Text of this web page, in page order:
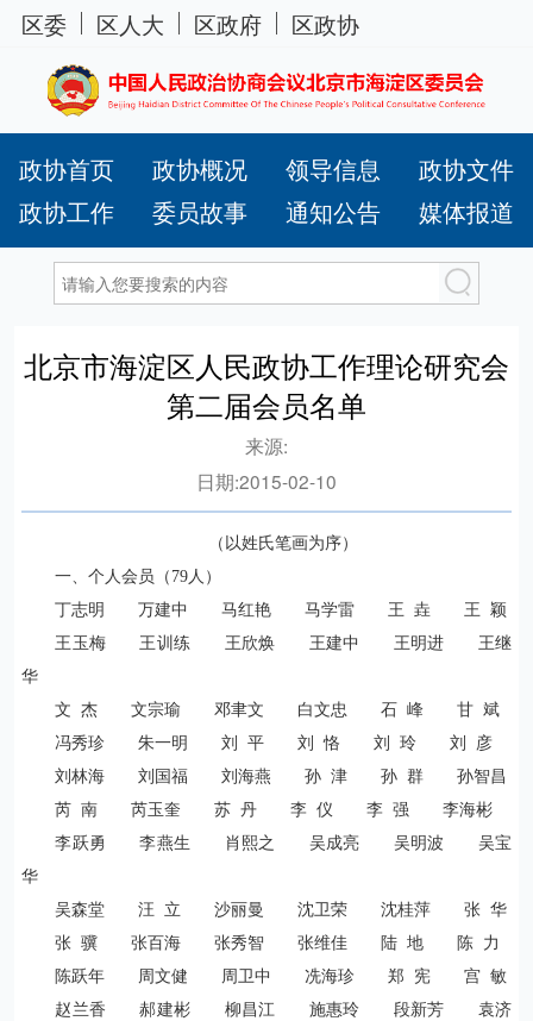
区委 区人大 区政府 区政协
政协首页 政协概况 领导信息
政协文件
政协工作
委员故事 通知公告 媒体报道
北京市海淀区人民政协工作理论研究会
第二届会员名单
来源:
日期:2015-02-10
（以姓氏笔画为序）
一、个人会员（ 79人）
丁志明 万建中 马红艳 马学雷 王 垚 王 颖
王玉梅 王训练 王欣焕 王建中 王明进 王继
华
文 杰 文宗瑜 邓聿文 白文忠 石 峰 甘 斌
冯秀珍 朱一明 刘 平 刘 恪 刘
玲 刘
彦
刘林海 刘国福 刘海燕 孙 津 孙 群 孙智昌
芮 南 芮玉奎 苏 丹 李 仪 李 强 李海彬
李跃勇 李燕生 肖熙之 吴成亮 吴明波 吴宝
华
吴森堂 汪 立 沙丽曼 沈卫荣 沈桂萍 张 华
张 骥 张百海 张秀智 张维佳 陆 地 陈 力
陈跃年 周文健 周卫中 冼海珍 郑 宪 宫 敏
赵兰香 郝建彬 柳昌江 施惠玲 段新芳 袁济